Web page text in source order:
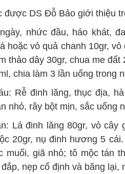
được DS Đỗ Bảo giới thiệu
nhức đầu, háo khát,
hoặc vỏ quả chanh 10gr,
thảo dây 30gr, chua me
chia làm 3 lần uống trong
Rễ đinh lăng, thục địa,
nhỏ, rây bột mịn, sắc uống
Lá đinh lăng 80gr, vỏ cây
20gr, nụ đinh hương 5
muối, giã nhỏ; tô mộc tán
nẹp cố định và băng lại,